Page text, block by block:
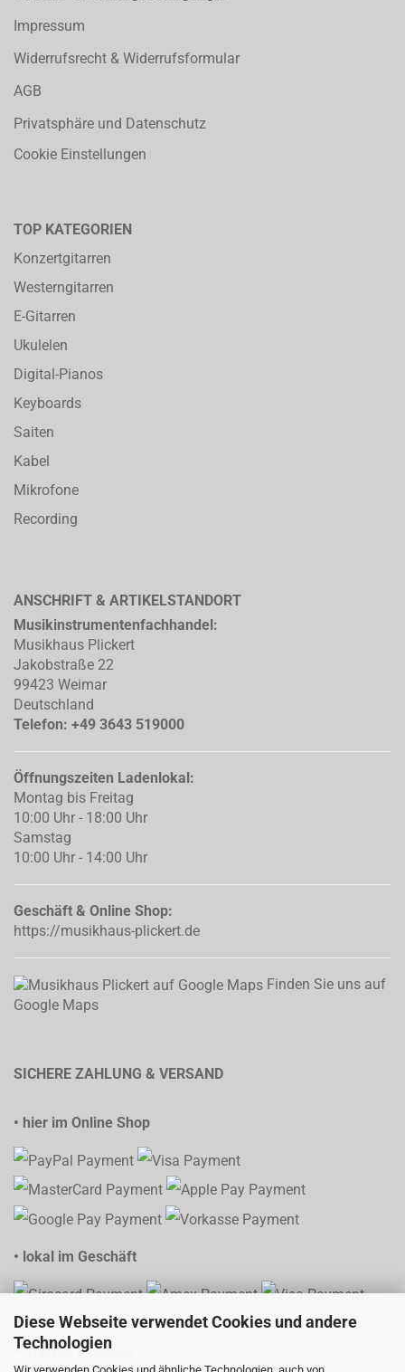
Diese Webseite verwendet Cookies und andere
Technologien
Wir verwenden Cookies und ähnliche Technologien, auch von
Impressum
Widerrufsrecht & Widerrufsformular
AGB
Privatsphäre und Datenschutz
Cookie Einstellungen
TOP KATEGORIEN
Konzertgitarren
Westerngitarren
E-Gitarren
Ukulelen
Digital-Pianos
Keyboards
Saiten
Kabel
Mikrofone
Recording
ANSCHRIFT & ARTIKELSTANDORT
Musikinstrumentenfachhandel:
Musikhaus Plickert
Jakobstraße 22
99423 Weimar
Deutschland
Telefon: +49 3643 519000
Öffnungszeiten Ladenlokal:
Montag bis Freitag
10:00 Uhr - 18:00 Uhr
Samstag
10:00 Uhr - 14:00 Uhr
Geschäft & Online Shop:
https://musikhaus-plickert.de
Finden Sie uns auf
Google Maps
SICHERE ZAHLUNG & VERSAND
• hier im Online Shop
• lokal im Geschäft